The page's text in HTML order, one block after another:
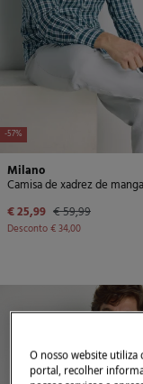
-57%
Milano
€ 25,99 € 59,99
Desconto€ 34,00
O nosso website
portal, recolher